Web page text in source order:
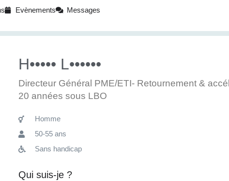
Evènements Messages
H••••• L••••••
Directeur Général PME/ETI- Retournement &
20 années sous LBO
Homme
50-55 ans
Sans handicap
Qui suis-je ?